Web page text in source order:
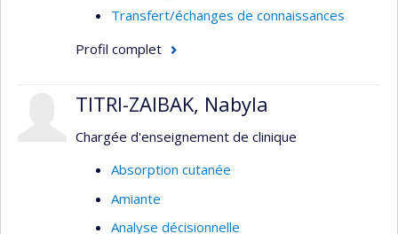
Transfert/échanges de connaissances
Profil complet
TITRI-ZAIBAK, Nabyla
Chargée d'enseignement de clinique
Absorption cutanée
Amiante
Analyse décisionnelle